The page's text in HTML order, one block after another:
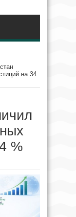
на 34
%